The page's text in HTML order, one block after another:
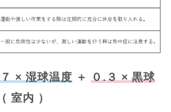
７ × 湿球温度 ＋
０.３ × 黒球
（ 室内 ）